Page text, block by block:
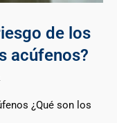
de los
acúfenos?
¿Qué son los